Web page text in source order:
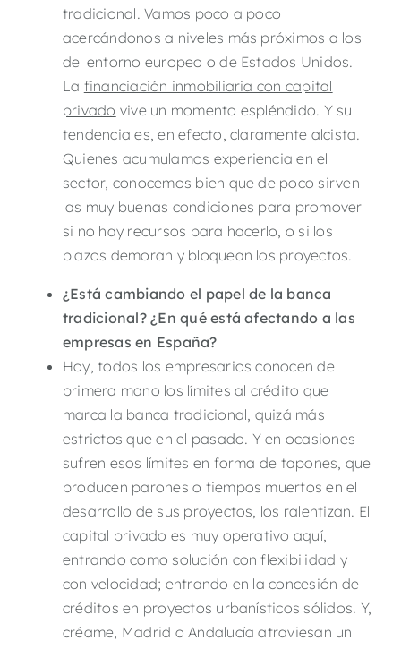
tradicional. Vamos poco a poco
acercándonos a niveles más próximos a los
del entorno europeo o de Estados Unidos.
La financiación inmobiliaria con capital
privado vive un momento espléndido. Y su
tendencia es, en efecto, claramente alcista.
Quienes acumulamos experiencia en el
sector, conocemos bien que de poco sirven
las muy buenas condiciones para promover
si no hay recursos para hacerlo, o si los
plazos demoran y bloquean los proyectos.
¿Está cambiando el papel de la banca
tradicional?¿En qué está afectando a las
empresas en España?
Hoy, todos los empresarios conocen de
primera mano los límites al crédito que
marca la banca tradicional, quizá más
estrictos que en el pasado. Y en ocasiones
sufren esos límites en forma de tapones, que
producen parones o tiempos muertos en el
desarrollo de sus proyectos, los ralentizan. El
capital privado es muy operativo aquí,
entrando como solución con flexibilidad y
con velocidad; entrando en la concesión de
créditos en proyectos urbanísticos sólidos. Y,
créame, Madrid o Andalucía atraviesan un